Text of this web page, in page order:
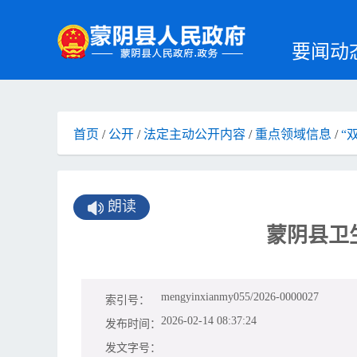
要闻动
首页 / 公开 /法定主动公开内容 / 重点领域信息 /“
朗读
蒙阴县卫
索引号： mengyinxianmy055/2026-0000027
发布时间： 2026-02-14 08:37:24
发文字号：